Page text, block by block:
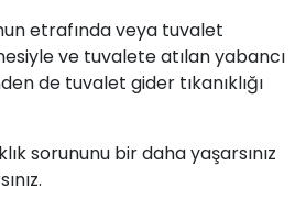
etrafında veya tuvalet
ve tuvalete atılan yabancı
de tuvalet gider tıkanıklığı
sorununu bir daha yaşarsınız